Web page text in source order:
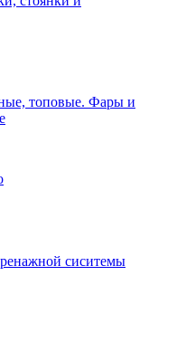
топовые. Фары и
сиситемы